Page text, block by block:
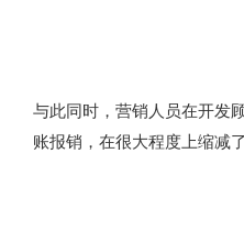
与此同时，营销人员在开发
账报销，在很大程度上缩减